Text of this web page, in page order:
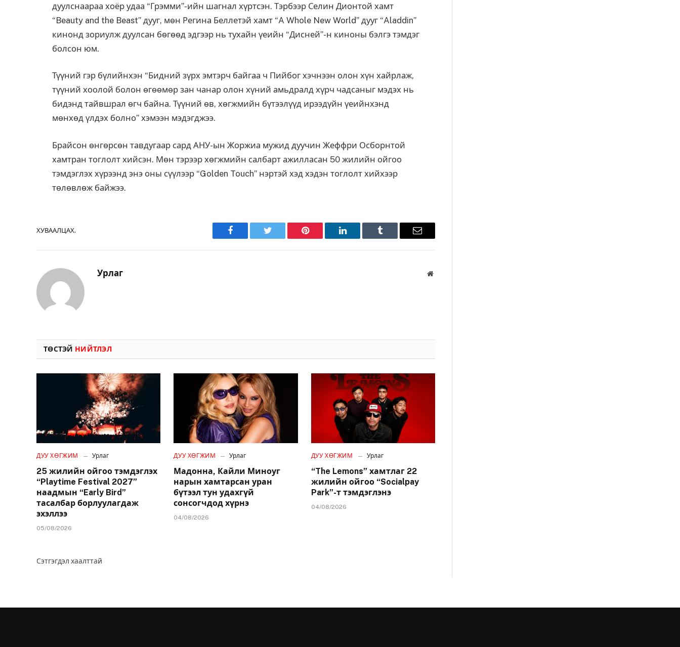
дуулснаараа хоёр удаа “Грэмми”-ийн шагнал хүртсэн. Тэрбээр Селин Дионтой хамт
“Beauty and the Beast” дууг, мөн Регина Беллетэй хамт “A Whole New World” дууг “Aladdin”
кинонд зориулж дуулсан бөгөөд эдгээр нь тухайн үеийн “Дисней”-н киноны бэлгэ тэмдэг
болсон юм.
Түүний гэр бүлийнхэн “Бидний зүрх эмтэрч байгаа ч Пийбог хэчнээн олон хүн хайрлаж,
түүний хоолой болон өгөөмөр зан чанар олон хүний амьдралд хүрч чадсаныг мэдэх нь
бидэнд тайвшрал өгч байна. Түүний өв, хөгжмийн бүтээлүүд ирээдүйн үеийнхэнд
мөнхөд үлдэх болно” хэмээн мэдэгджээ.
Брайсон өнгөрсөн тавдугаар сард АНУ-ын Жоржиа мужид дуучин Жеффри Осборнтой
хамтран тоглолт хийсэн. Мөн тэрээр хөгжмийн салбарт ажилласан 50 жилийн ойгоо
тэмдэглэх хүрээнд энэ оны сүүлээр “Golden Touch” нэртэй хэд хэдэн тоглолт хийхээр
төлөвлөж байжээ.
ХУВААЛЦАХ.
Facebook Twitter Pinterest LinkedIn Tumblr Имэйл
Урлаг Вэбсайт
ТӨСТЭЙ НИЙТЛЭЛ
ДУУ ХӨГЖИМ Урлаг
25 жилийн ойгоо тэмдэглэх
“Playtime Festival 2027”
наадмын “Early Bird”
тасалбар борлуулагдаж
эхэллээ
05/08/2026
ДУУ ХӨГЖИМ Урлаг
Мадонна, Кайли Миноуг
нарын хамтарсан уран
бүтээл тун удахгүй
сонсогчдод хүрнэ
04/08/2026
ДУУ ХӨГЖИМ Урлаг
“The Lemons” хамтлаг 22
жилийн ойгоо “Socialpay
Park”-т тэмдэглэнэ
04/08/2026
Сэтгэгдэл хаалттай